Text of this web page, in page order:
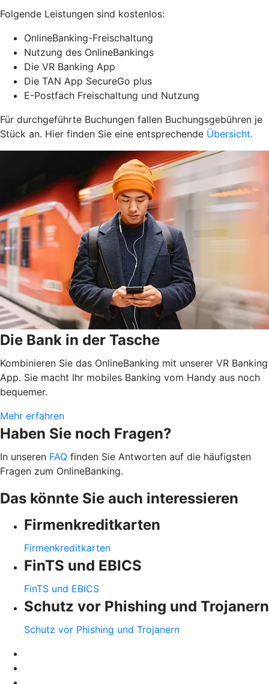
Folgende Leistungen sind kostenlos:
OnlineBanking-Freischaltung
Nutzung des OnlineBankings
Die VR Banking App
Die TAN App SecureGo plus
E-Postfach Freischaltung und Nutzung
Für durchgeführte Buchungen fallen Buchungsgebühren je
Stück an. Hier finden Sie eine entsprechende Übersicht.
Die Bank in der Tasche
Kombinieren Sie das OnlineBanking mit unserer VR Banking
App. Sie macht Ihr mobiles Banking vom Handy aus noch
bequemer.
Mehr erfahren
Haben Sie noch Fragen?
In unseren FAQ finden Sie Antworten auf die häufigsten
Fragen zum OnlineBanking.
Das könnte Sie auch interessieren
Firmenkreditkarten
Firmenkreditkarten
FinTS und EBICS
FinTS und EBICS
Schutz vor Phishing und Trojanern
Schutz vor Phishing und Trojanern